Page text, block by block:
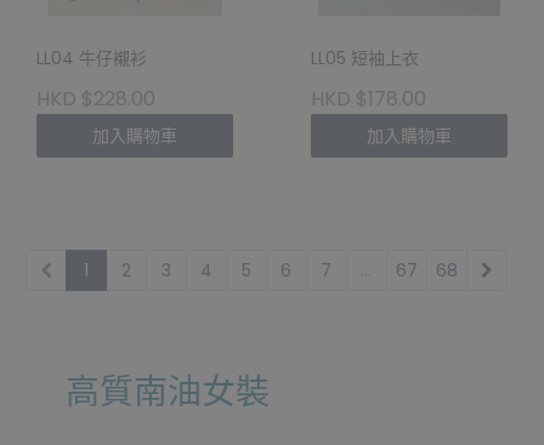
LL04 牛仔襯衫
HKD $228.00
加入購物車
LL05 短袖上衣
HKD $178.00
加入購物車
1 2 3 4 5 6 7 ... 67 68
高質南油女裝